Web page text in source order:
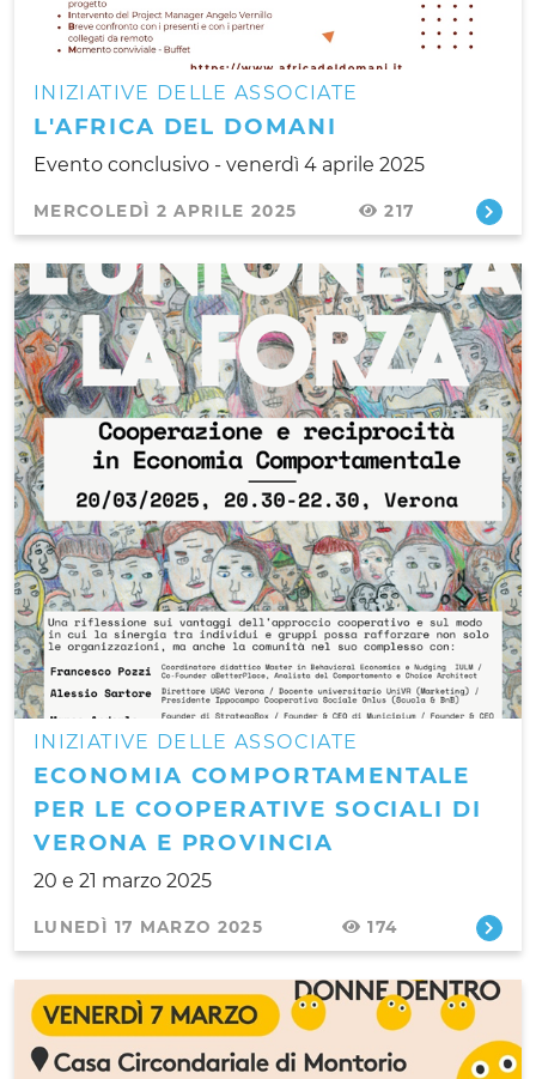
INIZIATIVE DELLE ASSOCIATE
L'AFRICA DEL DOMANI
Evento conclusivo - venerdì 4 aprile 2025
MERCOLEDÌ 2 APRILE 2025 217
INIZIATIVE DELLE ASSOCIATE
ECONOMIA COMPORTAMENTALE
PER LE COOPERATIVE SOCIALI DI
VERONA E PROVINCIA
20 e 21 marzo 2025
LUNEDÌ 17 MARZO 2025 174